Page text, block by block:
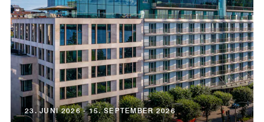
23. JUNI 2026 - 15. SEPTEMBER 2026